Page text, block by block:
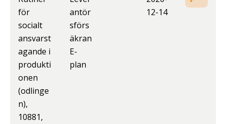
för
socialt
ansvarst
agande i
produkti
onen
(odlinge
n),
10881,
antör
sförs
äkran
E-
plan
12-14